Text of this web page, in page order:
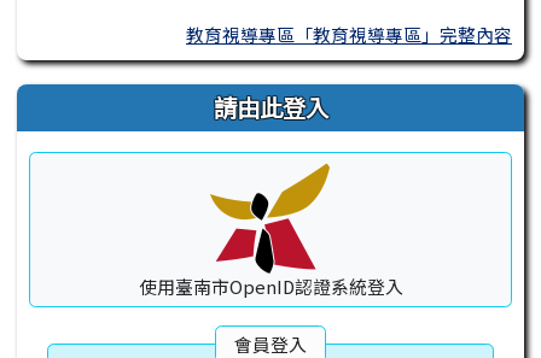
教育視導專區「教育視導專區」完整內容
請由此登入
使用臺南市OpenID認證系統登入
會員登入